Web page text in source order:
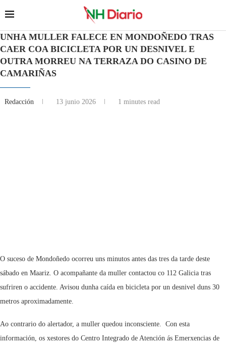
UNHA MULLER FALECE EN MONDOÑEDO TRAS
CAER COA BICICLETA POR UN DESNIVEL E
OUTRA MORREU NA TERRAZA DO CASINO DE
CAMARIÑAS
Redacción 13 junio 2026 1 minutes read
O suceso de Mondoñedo ocorreu uns minutos antes das tres da tarde deste
sábado en Maariz. O acompañante da muller contactou co 112 Galicia tras
sufriren o accidente. Avisou dunha caída en bicicleta por un desnivel duns 30
metros aproximadamente.
Ao contrario do alertador, a muller quedou inconsciente. Con esta
información, os xestores do Centro Integrado de Atención ás Emerxencias de